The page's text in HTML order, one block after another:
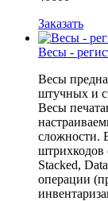
Заказать
Весы -
Весы
штучных и
Весы
сложности.
Stacked,
операции